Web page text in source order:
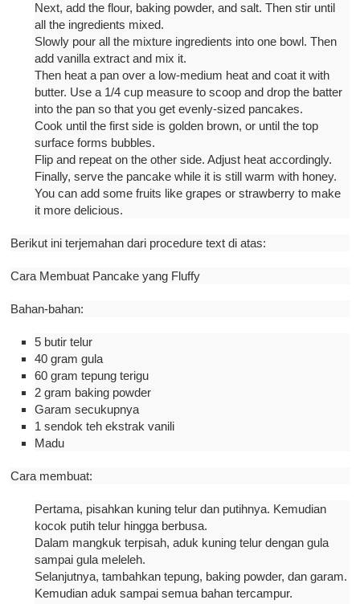
Next, add the flour, baking powder, and salt. Then stir until
all the ingredients mixed.
Slowly pour all the mixture ingredients into one bowl. Then
add vanilla extract and mix it.
Then heat a pan over a low-medium heat and coat it with
butter. Use a 1/4 cup measure to scoop and drop the batter
into the pan so that you get evenly-sized pancakes.
Cook until the first side is golden brown, or until the top
surface forms bubbles.
Flip and repeat on the other side. Adjust heat accordingly.
Finally, serve the pancake while it is still warm with honey.
You can add some fruits like grapes or strawberry to make
it more delicious.
Berikut ini terjemahan dari procedure text di atas:
Cara Membuat Pancake yang Fluffy
Bahan-bahan:
5 butir telur
40 gram gula
60 gram tepung terigu
2 gram baking powder
Garam secukupnya
1 sendok teh ekstrak vanili
Madu
Cara membuat:
Pertama, pisahkan kuning telur dan putihnya. Kemudian
kocok putih telur hingga berbusa.
Dalam mangkuk terpisah, aduk kuning telur dengan gula
sampai gula meleleh.
Selanjutnya, tambahkan tepung, baking powder, dan garam.
Kemudian aduk sampai semua bahan tercampur.